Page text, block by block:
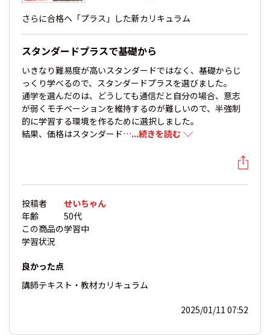
さらに合格へ「プラス」した新カリキュラム
スタンダードプラスで基礎から
いきなり難易度が高いスタンダードではなく、基礎からじ
っくり学べるので、スタンダードプラスを選びました。
通学を選んだのは、どうしても通信だと自分の場合、意志
が弱くモチベーションを維持するのが難しいので、半強制
的に学習する環境を作るために選択しました。
結果、価格はスタンダード…...続きを読む
投稿者
せいちゃん
年齢
50代
この商品の
学習状況
学習中
良かった点
講師テキスト・教材カリキュラム
2025/01/11 07:52